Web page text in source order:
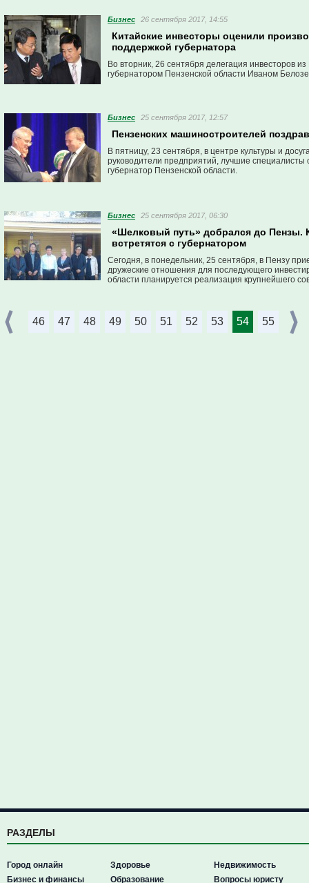
Бизнес 26 сентября 2017, 14:55
Китайские инвесторы оценили
поддержкой губернатора
Во вторник, 26 сентября делегация инвесторов
губернатором Пензенской области Иваном
Бизнес 25 сентября 2017, 12:57
Пензенских машиностроителей
В пятницу, 23 сентября, в центре культуры и
руководители предприятий, лучшие специалисты
губернатор Пензенской области.
Бизнес 25 сентября 2017, 06:30
«Шелковый путь» добрался до Пензы.
встретятся с губернатором
Сегодня, в понедельник, 25 сентября, в Пензу
дружеские отношения для последующего
области планируется реализация крупнейшего
46 47 48 49 50 51 52 53 54 55
РАЗДЕЛЫ
Город онлайн
Бизнес и финансы
Здоровье
Образование
Недвижимость
Вопросы юристу